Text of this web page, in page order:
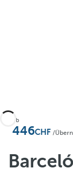
Teilen
Zu Favoriten
Weitere Fotos und
Ab
446 /